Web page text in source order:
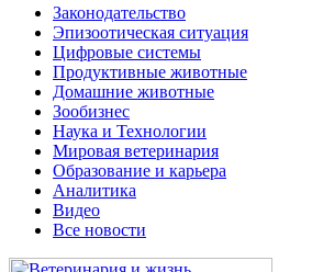
Законодательство
Эпизоотическая ситуация
Цифровые системы
Продуктивные животные
Домашние животные
Зообизнес
Наука и Технологии
Мировая ветеринария
Образование и карьера
Аналитика
Видео
Все новости